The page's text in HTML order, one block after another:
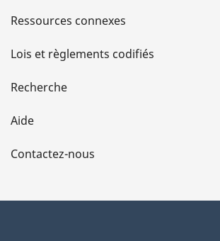
s
d
e
l
a
Ressources connexes
Lois et règlements codifiés
Recherche
Aide
Contactez-nous